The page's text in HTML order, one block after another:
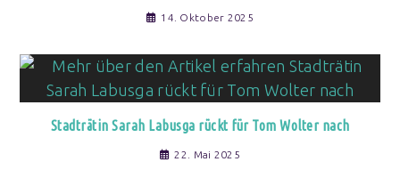
14. Oktober 2025
Stadträtin Sarah Labusga rückt für Tom Wolter nach
22. Mai 2025